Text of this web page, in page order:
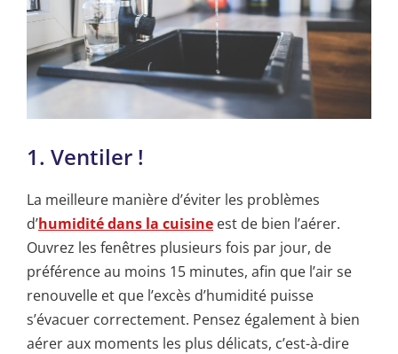
1. Ventiler !
La meilleure manière d’éviter les problèmes
d’humidité dans la cuisine est de bien l’aérer.
Ouvrez les fenêtres plusieurs fois par jour, de
préférence au moins 15 minutes, afin que l’air se
renouvelle et que l’excès d’humidité puisse
s’évacuer correctement. Pensez également à bien
aérer aux moments les plus délicats, c’est-à-dire